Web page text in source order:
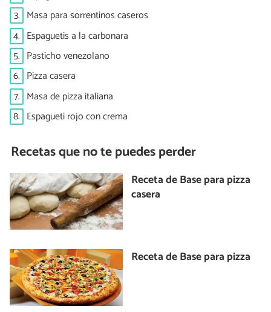
3. Masa para sorrentinos caseros
4. Espaguetis a la carbonara
5. Pasticho venezolano
6. Pizza casera
7. Masa de pizza italiana
8. Espagueti rojo con crema
Recetas que no te puedes perder
Receta de Base para pizza
casera
Receta de Base para pizza